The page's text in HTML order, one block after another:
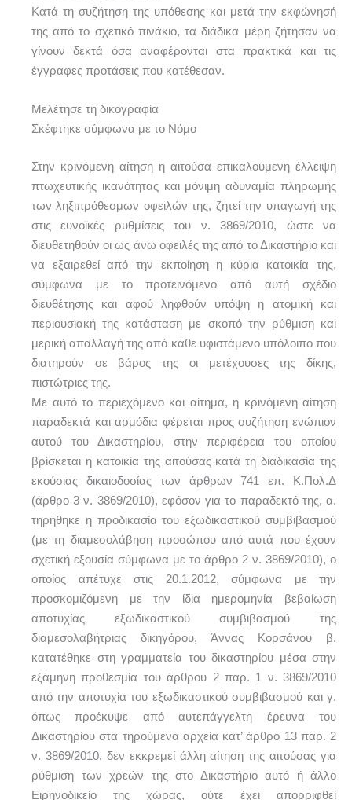
Κατά τη συζήτηση της υπόθεσης και μετά την εκφώνησή
της από το σχετικό πινάκιο, τα διάδικα μέρη ζήτησαν να
γίνουν δεκτά όσα αναφέρονται στα πρακτικά και τις
έγγραφες προτάσεις που κατέθεσαν.
Μελέτησε τη δικογραφία
Σκέφτηκε σύμφωνα με το Νόμο
Στην κρινόμενη αίτηση η αιτούσα επικαλούμενη έλλειψη
πτωχευτικής ικανότητας και μόνιμη αδυναμία πληρωμής
των ληξιπρόθεσμων οφειλών της, ζητεί την υπαγωγή της
στις ευνοϊκές ρυθμίσεις του ν. 3869/2010, ώστε να
διευθετηθούν οι ως άνω οφειλές της από το Δικαστήριο και
να εξαιρεθεί από την εκποίηση η κύρια κατοικία της,
σύμφωνα με το προτεινόμενο από αυτή σχέδιο
διευθέτησης και αφού ληφθούν υπόψη η ατομική και
περιουσιακή της κατάσταση με σκοπό την ρύθμιση και
μερική απαλλαγή της από κάθε υφιστάμενο υπόλοιπο που
διατηρούν σε βάρος της οι μετέχουσες της δίκης,
πιστώτριες της.
Με αυτό το περιεχόμενο και αίτημα, η κρινόμενη αίτηση
παραδεκτά και αρμόδια φέρεται προς συζήτηση ενώπιον
αυτού του Δικαστηρίου, στην περιφέρεια του οποίου
βρίσκεται η κατοικία της αιτούσας κατά τη διαδικασία της
εκούσιας δικαιοδοσίας των άρθρων 741 επ. Κ.Πολ.Δ
(άρθρο 3 ν. 3869/2010), εφόσον για το παραδεκτό της, α.
τηρήθηκε η προδικασία του εξωδικαστικού συμβιβασμού
(με τη διαμεσολάβηση προσώπου από αυτά που έχουν
σχετική εξουσία σύμφωνα με το άρθρο 2 ν. 3869/2010), ο
οποίος απέτυχε στις 20.1.2012, σύμφωνα με την
προσκομιζόμενη με την ίδια ημερομηνία βεβαίωση
αποτυχίας εξωδικαστικού συμβιβασμού της
διαμεσολαβήτριας δικηγόρου, Άννας Κορσάνου β.
κατατέθηκε στη γραμματεία του δικαστηρίου μέσα στην
εξάμηνη προθεσμία του άρθρου 2 παρ. 1 ν. 3869/2010
από την αποτυχία του εξωδικαστικού συμβιβασμού και γ.
όπως προέκυψε από αυτεπάγγελτη έρευνα του
Δικαστηρίου στα τηρούμενα αρχεία κατ’ άρθρο 13 παρ. 2
ν. 3869/2010, δεν εκκρεμεί άλλη αίτηση της αιτούσας για
ρύθμιση των χρεών της στο Δικαστήριο αυτό ή άλλο
Ειρηνοδικείο της χώρας, ούτε έχει απορριφθεί